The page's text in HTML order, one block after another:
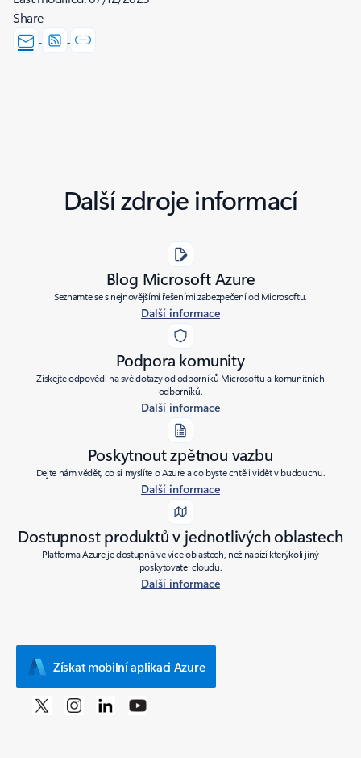
Share
Další zdroje informací
Blog Microsoft Azure
Seznamte se s nejnovějšími řešeními zabezpečení od Microsoftu.
Další informace
Podpora komunity
Získejte odpovědi na své dotazy od odborníků Microsoftu a komunitních
odborníků.
Další informace
Poskytnout zpětnou vazbu
Dejte nám vědět, co si myslíte o Azure a co byste chtěli vidět v budoucnu.
Další informace
Dostupnost produktů v jednotlivých oblastech
Platforma Azure je dostupná ve více oblastech, než nabízí kterýkoli jiný
poskytovatel cloudu.
Další informace
Získat mobilní aplikaci Azure